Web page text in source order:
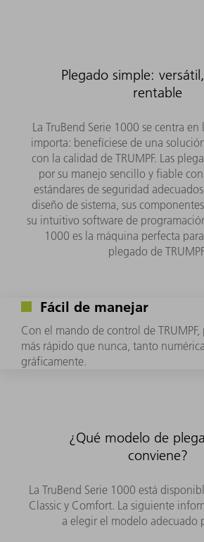
Plegado simple:
rentable
La TruBend Serie 1000 se centra
importa: benefíciese de una
con la calidad de TRUMPF. Las
por su manejo sencillo y fiable
estándares de seguridad
diseño de sistema, sus
su intuitivo software de
1000 es la máquina perfecta
plegado de
Fácil de manejar
Con el mando de control de
más rápido que nunca, tanto
gráficamente.
¿Qué modelo de
conviene?
La TruBend Serie 1000 está
Classic y Comfort. La siguiente
a elegir el modelo adecuado